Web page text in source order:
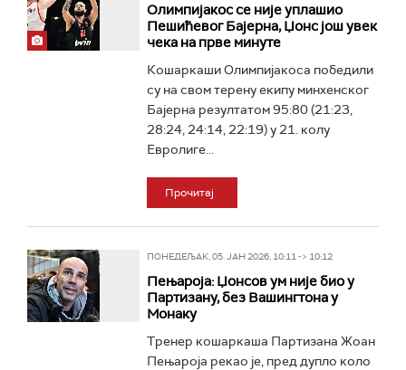
Олимпијакос се није уплашио
Пешићевог Бајерна, Џонс још увек
чека на прве минуте
Кошаркаши Олимпијакоса победили
су на свом терену екипу минхенског
Бајерна резултатом 95:80 (21:23,
28:24, 24:14, 22:19) у 21. колу
Евролиге...
Прочитај
ПОНЕДЕЉАК, 05. ЈАН 2026, 10:11 -> 10:12
Пењароја: Џонсов ум није био у
Партизану, без Вашингтона у
Монаку
Тренер кошаркаша Партизана Жоан
Пењароја рекао је, пред дупло коло